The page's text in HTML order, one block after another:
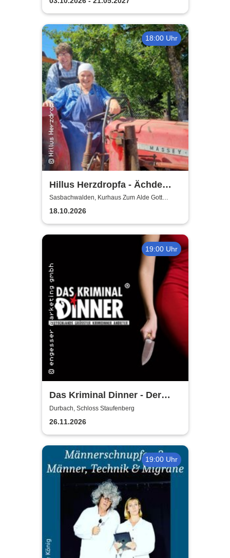
18:00 Uhr
Hillus Herzdropfa - Ächde
Älbler
Sasbachwalden, Kurhaus Zum Alde Gott
Sasbachwalden
18.10.2026
19:00 Uhr
Das Kriminal Dinner - Der
letzte Joint der Marie Juana
Durbach, Schloss Staufenberg
26.11.2026
19:00 Uhr